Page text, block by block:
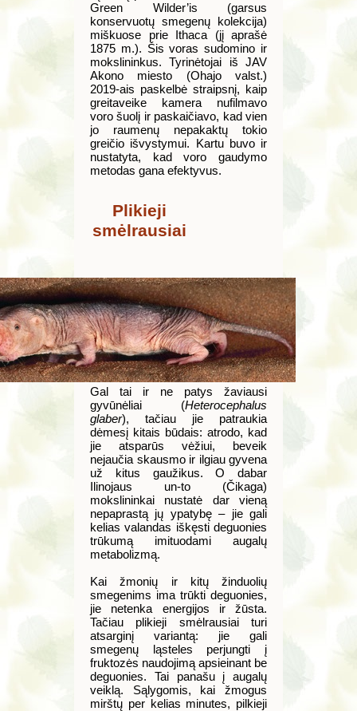
Green Wilder’is (garsus
konservuotų smegenų kolekcija)
miškuose prie Ithaca (jį aprašė
1875 m.). Šis voras sudomino ir
mokslininkus. Tyrinėtojai iš JAV
Akono miesto (Ohajo valst.)
2019-ais paskelbė straipsnį, kaip
greitaveike kamera nufilmavo
voro šuolį ir paskaičiavo, kad vien
jo raumenų nepakaktų tokio
greičio išvystymui. Kartu buvo ir
nustatyta, kad voro gaudymo
metodas gana efektyvus.
Plikieji
smėlrausiai
Gal tai ir ne patys žaviausi
gyvūnėliai (Heterocephalus
glaber), tačiau jie patraukia
dėmesį kitais būdais: atrodo, kad
jie atsparūs vėžiui, beveik
nejaučia skausmo ir ilgiau gyvena
už kitus gaužikus. O dabar
Ilinojaus un-to (Čikaga)
mokslininkai nustatė dar vieną
nepaprastą jų ypatybę – jie gali
kelias valandas iškęsti deguonies
trūkumą imituodami augalų
metabolizmą.
Kai žmonių ir kitų žinduolių
smegenims ima trūkti deguonies,
jie netenka energijos ir žūsta.
Tačiau plikieji smėlrausiai turi
atsarginį variantą: jie gali
smegenų ląsteles perjungti į
fruktozės naudojimą apsieinant be
deguonies. Tai panašu į augalų
veiklą. Sąlygomis, kai žmogus
mirštų per kelias minutes, pilkieji